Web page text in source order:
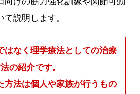
説明します。
はなく理学療法としての治療
の紹介です。
方法は個人や家族が行うもの